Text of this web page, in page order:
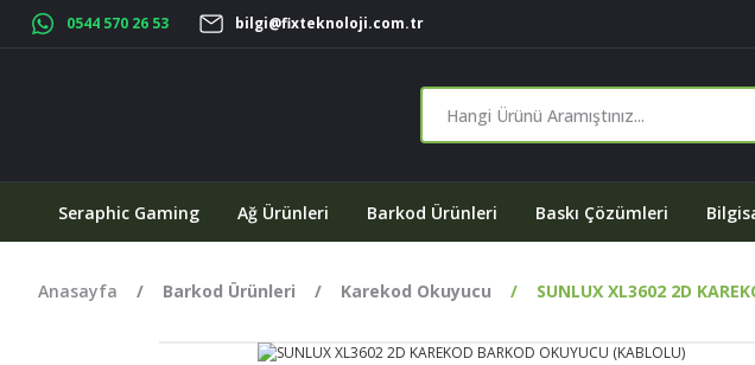
0544 570 26 53 bilgi@fixteknoloji.com.tr
Seraphic Gaming Ağ Ürünleri Barkod Ürünleri Baskı Çözümleri
Anasayfa Barkod Ürünleri Karekod Okuyucu SUNLUX XL3602 2D